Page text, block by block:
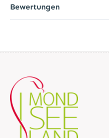
Bewertungen